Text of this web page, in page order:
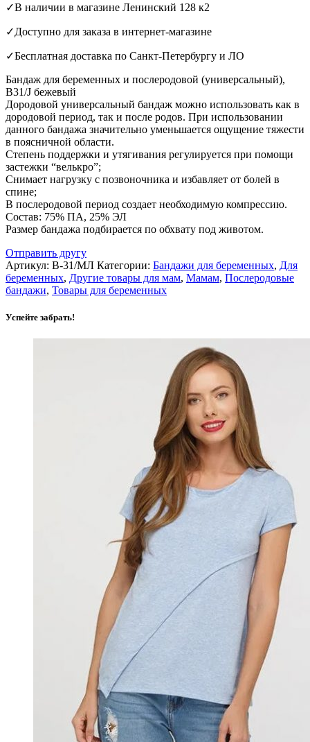
✓В наличии в магазине Ленинский 128 к2
✓Доступно для заказа в интернет-магазине
✓Бесплатная доставка по Санкт-Петербургу и ЛО
Бандаж для беременных и послеродовой (универсальный),
В31/J бежевый
Дородовой универсальный бандаж можно использовать как в
дородовой период, так и после родов. При использовании
данного бандажа значительно уменьшается ощущение тяжести
в поясничной области.
Степень поддержки и утягивания регулируется при помощи
застежки “велькро”;
Снимает нагрузку с позвоночника и избавляет от болей в
спине;
В послеродовой период создает необходимую компрессию.
Состав: 75% ПА, 25% ЭЛ
Размер бандажа подбирается по обхвату под животом.
Отправить другу
Артикул: В-31/МЛ Категории: Бандажи для беременных, Для
беременных, Другие товары для мам, Мамам, Послеродовые
бандажи, Товары для беременных
Успейте забрать!